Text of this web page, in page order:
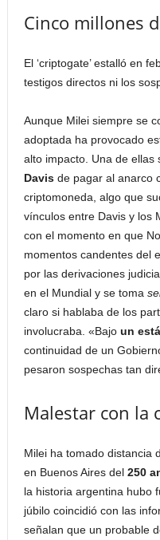
Cinco millones
El ‘criptogate’ estalló en
testigos directos ni los
Aunque Milei siempre se
adoptada ha provocado
alto impacto. Una de ellas
Davisde pagar al anarco
criptomoneda, algo que
vínculos entre Davis y los
con el momento en que
momentos candentes del
por las derivaciones
en el Mundial y se toma
claro si hablaba de los
involucraba. «Bajoun
continuidad de un
pesaron sospechas tan
Malestar con la
Milei ha tomado distancia
en Buenos Aires del250
la historia argentina hubo
júbilo coincidió con las
señalan que un probable